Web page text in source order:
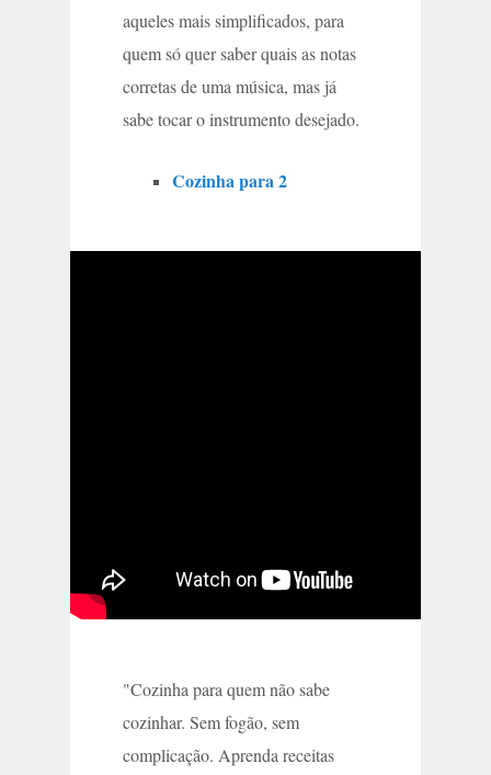
aqueles mais simplificados, para
quem só quer saber quais as notas
corretas de uma música, mas já
sabe tocar o instrumento desejado.
Cozinha para 2
"Cozinha para quem não sabe
cozinhar. Sem fogão, sem
complicação. Aprenda receitas